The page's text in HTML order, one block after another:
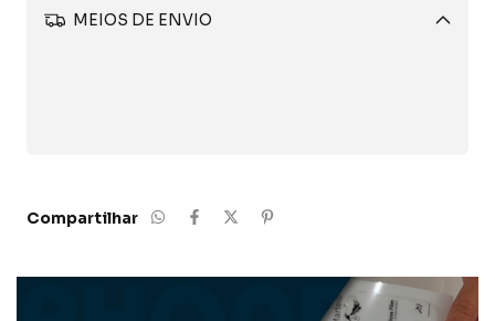
MEIOS DE ENVIO
Compartilhar